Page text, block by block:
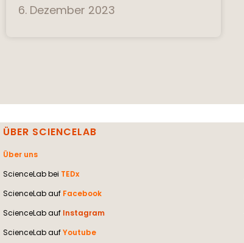
6. Dezember 2023
ÜBER SCIENCELAB
Über uns
ScienceLab bei TEDx
ScienceLab auf Facebook
ScienceLab auf Instagram
ScienceLab aufYoutube